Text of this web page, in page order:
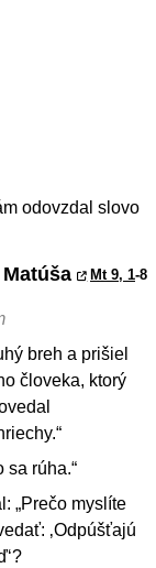
odovzdal slovo
Mt 9, 1-8
breh a prišiel
človeka, ktorý
sa rúha.“
„Prečo myslíte
‚Odpúšťajú